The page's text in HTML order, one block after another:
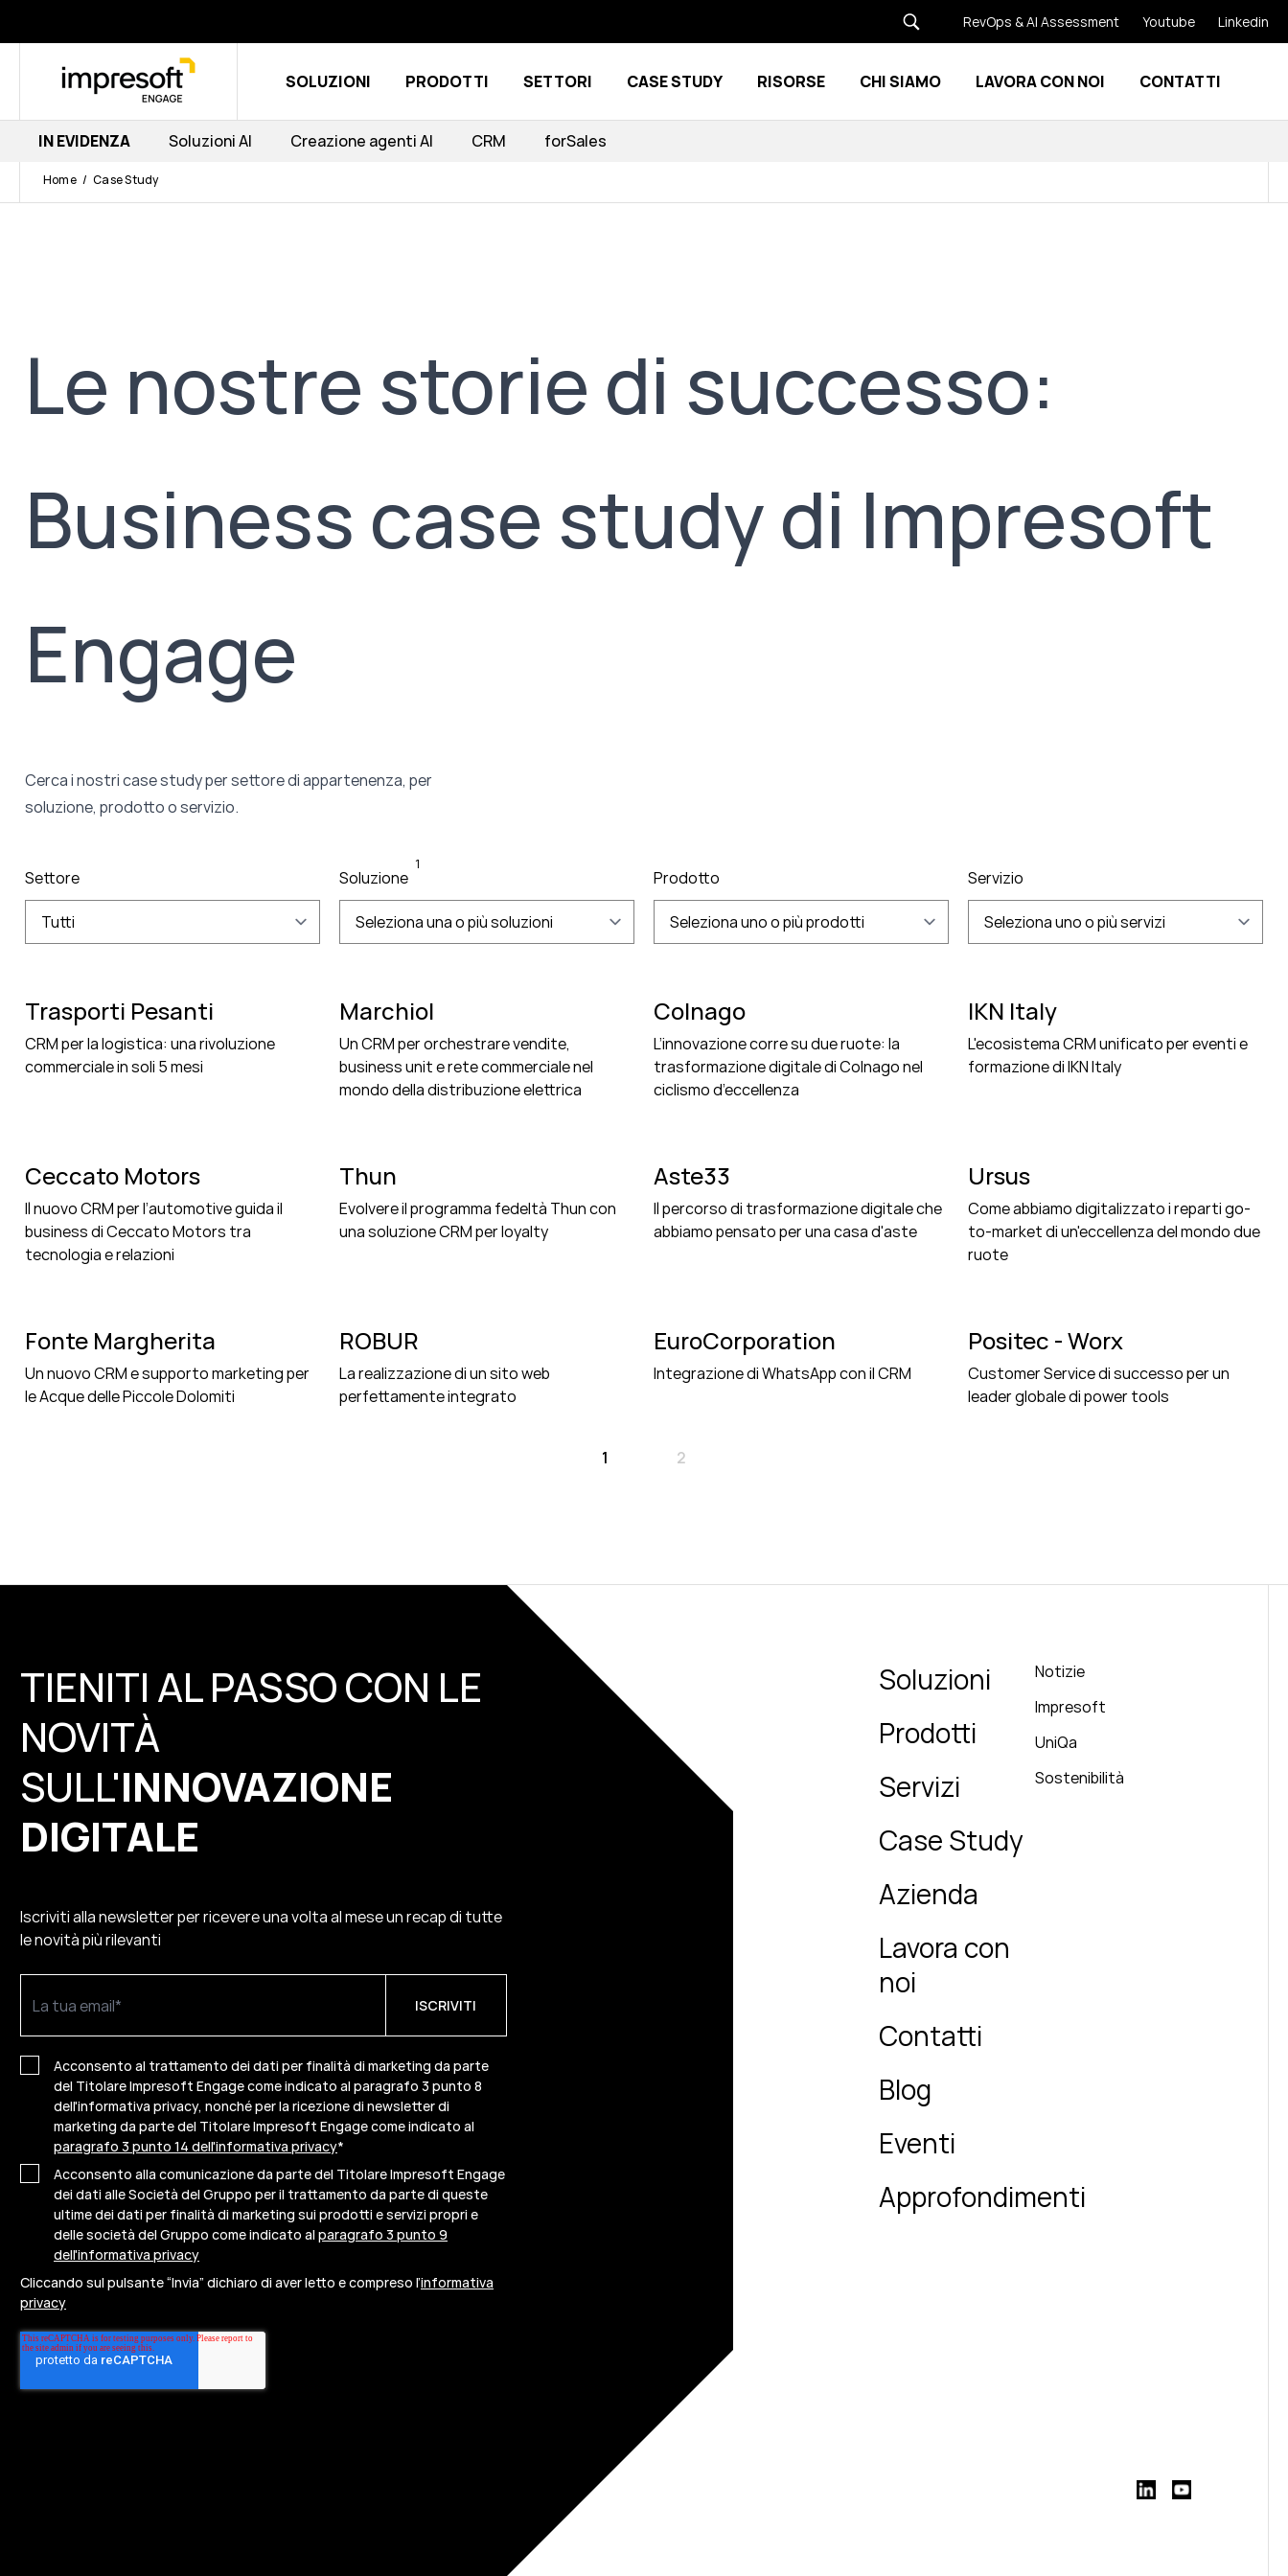
RevOps & AI Assessment Youtube Linkedin
SOLUZIONI PRODOTTI Show submenu for Prodotti
SETTORI Show submenu for Settori
CASE STUDY RISORSE Show submenu for Risorse
CHI SIAMO Show submenu for Chi siamo
LAVORA CON NOI CONTATTI
IN EVIDENZA Soluzioni AI Creazione agenti AI CRM forSales
Home Case Study
Le nostre storie di successo:
Business case study di Impresoft
Engage
Cerca i nostri case study per settore di appartenenza, per
soluzione, prodotto o servizio.
Settore
Tutti
Soluzione
1
Seleziona una o più soluzioni
Prodotto
Seleziona uno o più prodotti
Servizio
Seleziona uno o più servizi
Trasporti Pesanti
CRM per la logistica: una rivoluzione
commerciale in soli 5 mesi
Marchiol
Un CRM per orchestrare vendite,
business unit e rete commerciale nel
mondo della distribuzione elettrica
Colnago
L’innovazione corre su due ruote: la
trasformazione digitale di Colnago nel
ciclismo d’eccellenza
IKN Italy
L'ecosistema CRM unificato per eventi e
formazione di IKN Italy
Ceccato Motors
Il nuovo CRM per l’automotive guida il
business di Ceccato Motors tra
tecnologia e relazioni
Thun
Evolvere il programma fedeltà Thun con
una soluzione CRM per loyalty
Aste33
Il percorso di trasformazione digitale che
abbiamo pensato per una casa d'aste
Ursus
Come abbiamo digitalizzato i reparti go-
to-market di un'eccellenza del mondo due
ruote
Fonte Margherita
Un nuovo CRM e supporto marketing per
le Acque delle Piccole Dolomiti
ROBUR
La realizzazione di un sito web
perfettamente integrato
EuroCorporation
Integrazione di WhatsApp con il CRM
Positec - Worx
Customer Service di successo per un
leader globale di power tools
1 2
TIENITI AL PASSO CON LE
NOVITÀ
SULL'INNOVAZIONE
DIGITALE
Iscriviti alla newsletter per ricevere una volta al mese un recap di tutte
le novità più rilevanti
Acconsento al trattamento dei dati per finalità di marketing da parte
del Titolare Impresoft Engage come indicato al paragrafo 3 punto 8
dell'informativa privacy, nonché per la ricezione di newsletter di
marketing da parte del Titolare Impresoft Engage come indicato al
paragrafo 3 punto 14 dell'informativa privacy*
Acconsento alla comunicazione da parte del Titolare Impresoft Engage
dei dati alle Società del Gruppo per il trattamento da parte di queste
ultime dei dati per finalità di marketing sui prodotti e servizi propri e
delle società del Gruppo come indicato al paragrafo 3 punto 9
dell'informativa privacy
Cliccando sul pulsante “Invia” dichiaro di aver letto e compreso l’informativa
privacy
Soluzioni
Prodotti
Servizi
Case Study
Azienda
Lavora con
noi
Contatti
Blog
Eventi
Approfondimenti
Notizie
Impresoft
UniQa
Sostenibilità